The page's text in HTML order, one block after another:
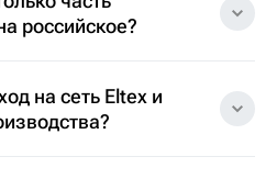
российское?
на сеть Eltex и